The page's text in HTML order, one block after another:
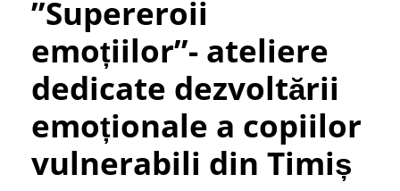
”Supereroii
emoțiilor”- ateliere
dedicate dezvoltării
emoționale a copiilor
vulnerabili din Timiș